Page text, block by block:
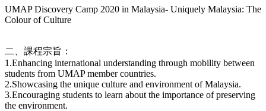
UMAP Discovery Camp 2020 in Malaysia- Uniquely Malaysia: The
Colour of Culture
二、課程宗旨：
1.Enhancing international understanding through mobility between
students from UMAP member countries.
2.Showcasing the unique culture and environment of Malaysia.
3.Encouraging students to learn about the importance of preserving
the environment.